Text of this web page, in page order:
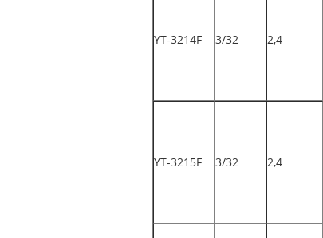
YT-3214F 3/32 2,4
YT-3215F 3/32 2,4